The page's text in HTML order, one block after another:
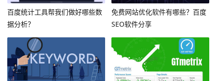
百度统计工具帮我们做好哪些数
据分析？
免费网站优化软件有哪些？百度
SEO软件分享